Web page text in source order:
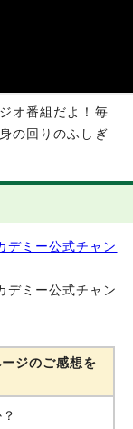
オ番組だよ！毎
の回りのふしぎ
デミー公式チャン
デミー公式チャン
ジのご感想を